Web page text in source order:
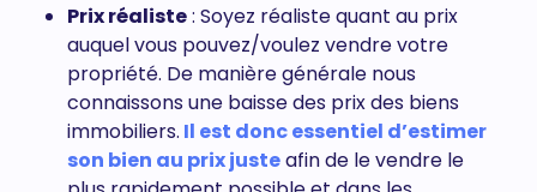
Prix réaliste: Soyez réaliste quant au prix
auquel vous pouvez/voulez vendre votre
propriété. De manière générale nous
connaissons une baisse des prix des biens
immobiliers. Il est donc essentiel d’estimer
son bien au prix justeafin de le vendre le